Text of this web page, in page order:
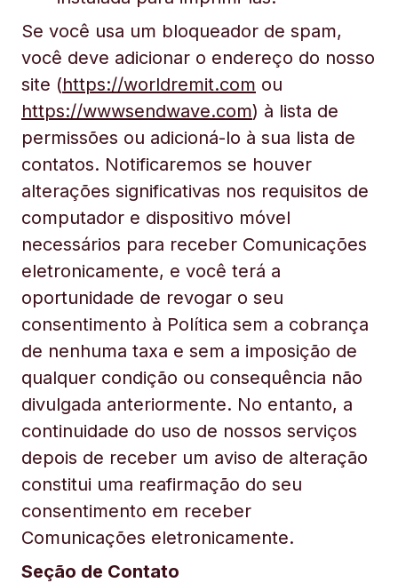
Se você usa um bloqueador de spam,
você deve adicionar o endereço do nosso
site (https://worldremit.com ou
https://wwwsendwave.com) à lista de
permissões ou adicioná-lo à sua lista de
contatos. Notificaremos se houver
alterações significativas nos requisitos de
computador e dispositivo móvel
necessários para receber Comunicações
eletronicamente, e você terá a
oportunidade de revogar o seu
consentimento à Política sem a cobrança
de nenhuma taxa e sem a imposição de
qualquer condição ou consequência não
divulgada anteriormente. No entanto, a
continuidade do uso de nossos serviços
depois de receber um aviso de alteração
constitui uma reafirmação do seu
consentimento em receber
Comunicações eletronicamente.
Seção de Contato